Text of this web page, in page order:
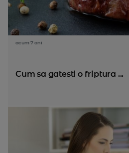
acum 7 ani
Cum sa gatesti o friptura ...